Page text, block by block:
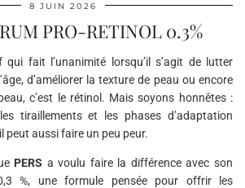
8 JUIN 2026
PRO-RETINOL 0.3%
fait l’unanimité lorsqu’il s’agit de lutter
d’améliorer la texture de peau ou encore
c’est le rétinol. Mais soyons honnêtes :
tiraillements et les phases d’adaptation
peut aussi faire un peu peur.
PERS a voulu faire la différence avec son
%, une formule pensée pour offrir les